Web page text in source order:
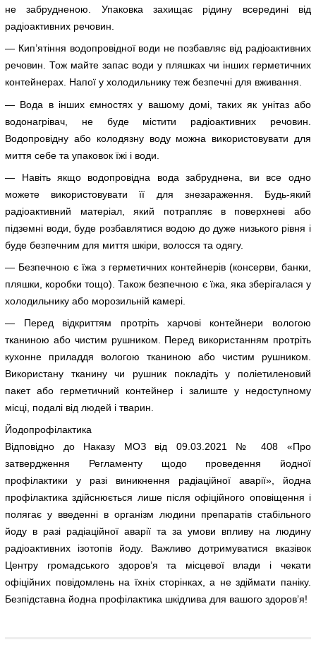
не забрудненою. Упаковка захищає рідину всередині від
радіоактивних речовин.
— Кип’ятіння водопровідної води не позбавляє від радіоактивних
речовин. Тож майте запас води у пляшках чи інших герметичних
контейнерах. Напої у холодильнику теж безпечні для вживання.
— Вода в інших ємностях у вашому домі, таких як унітаз або
водонагрівач, не буде містити радіоактивних речовин.
Водопровідну або колодязну воду можна використовувати для
миття себе та упаковок їжі і води.
— Навіть якщо водопровідна вода забруднена, ви все одно
можете використовувати її для знезараження. Будь-який
радіоактивний матеріал, який потрапляє в поверхневі або
підземні води, буде розбавлятися водою до дуже низького рівня і
буде безпечним для миття шкіри, волосся та одягу.
— Безпечною є їжа з герметичних контейнерів (консерви, банки,
пляшки, коробки тощо). Також безпечною є їжа, яка зберігалася у
холодильнику або морозильній камері.
— Перед відкриттям протріть харчові контейнери вологою
тканиною або чистим рушником. Перед використанням протріть
кухонне приладдя вологою тканиною або чистим рушником.
Використану тканину чи рушник покладіть у поліетиленовий
пакет або герметичний контейнер і залиште у недоступному
місці, подалі від людей і тварин.
Йодопрофілактика
Відповідно до Наказу МОЗ від 09.03.2021 № 408 «Про
затвердження Регламенту щодо проведення йодної
профілактики у разі виникнення радіаційної аварії», йодна
профілактика здійснюється лише після офіційного оповіщення і
полягає у введенні в організм людини препаратів стабільного
йоду в разі радіаційної аварії та за умови впливу на людину
радіоактивних ізотопів йоду. Важливо дотримуватися вказівок
Центру громадського здоров’я та місцевої влади і чекати
офіційних повідомлень на їхніх сторінках, а не здіймати паніку.
Безпідставна йодна профілактика шкідлива для вашого здоров’я!